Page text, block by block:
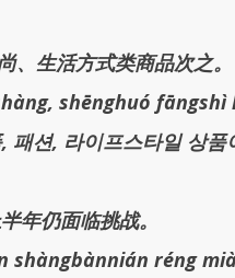
、生活方式类商品次之。
shēnghuó fāngshì
패션, 라이프스타일 상품
年仍面临挑战。
shàngbànnián réng